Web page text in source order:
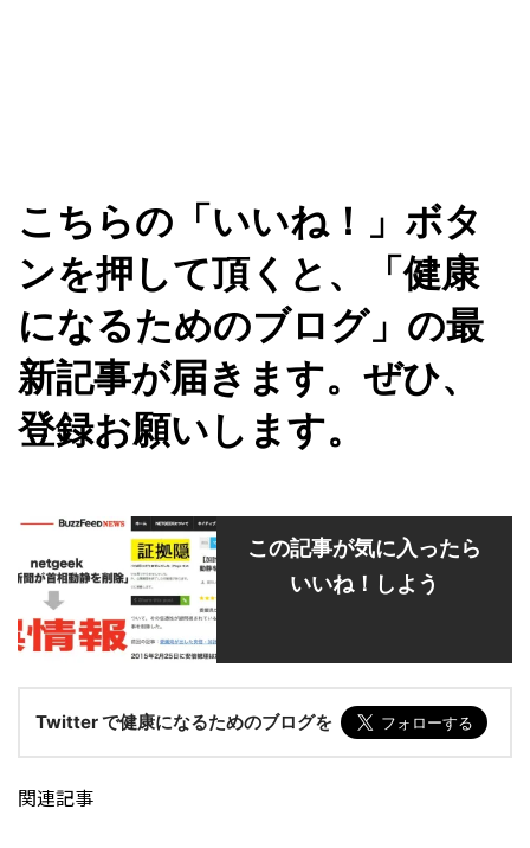
こちらの「いいね！」ボタ
ンを押して頂くと、「健康
になるためのブログ」の最
新記事が届きます。ぜひ、
登録お願いします。
この記事が気に入ったら
いいね！しよう
Twitter で健康になるためのブログを
関連記事